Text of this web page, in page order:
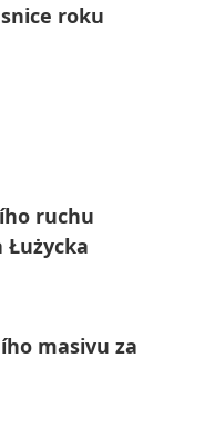
roku
ruchu
Łużycka
masivu za